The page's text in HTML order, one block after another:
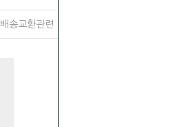
배송교환관련